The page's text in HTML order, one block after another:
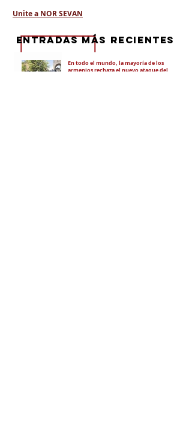
Unite a NOR SEVAN
En todo el mundo, la mayoría de los
armenios rechaza el nuevo ataque del
eNTRADAS MÁS RECIENTES